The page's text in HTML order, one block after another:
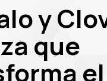
y
que
el